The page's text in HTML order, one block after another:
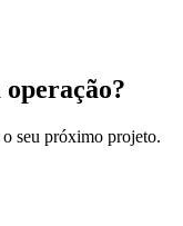
operação?
o seu próximo projeto.